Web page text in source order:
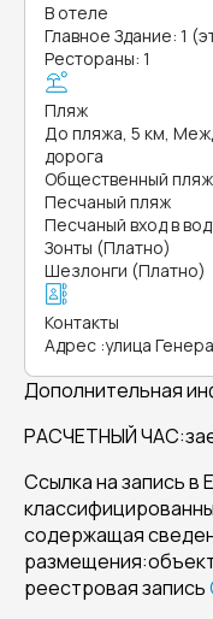
В отеле
Главное Здание: 1
Рестораны: 1
Пляж
До пляжа, 5 км,
дорога
Общественный
Песчаный пляж
Песчаный вход в
Зонты (Платно)
Шезлонги (Платно)
Контакты
Адрес :улица
Дополнительная
РАСЧЕТНЫЙ
Ссылка на запись в
содержащая
реестровая запись